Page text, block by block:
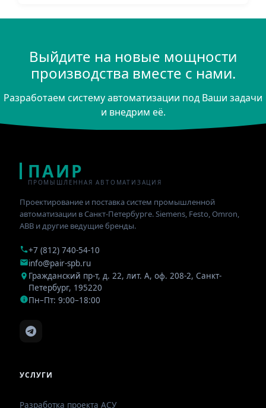
Выйдите на новые мощности
производства вместе с нами.
Разработаем систему автоматизации под Ваши задачи
и внедрим её.
ПАИР
ПРОМЫШЛЕННАЯ АВТОМАТИЗАЦИЯ
Проектирование и поставка систем промышленной
автоматизации в Санкт-Петербурге. Siemens, Festo, Omron,
ABB и другие ведущие бренды.
+7 (812) 740-54-10
info@pair-spb.ru
Гражданский пр-т, д. 22, лит. А, оф. 208-2, Санкт-
Петербург, 195220
Пн–Пт: 9:00–18:00
УСЛУГИ
Разработка проекта АСУ